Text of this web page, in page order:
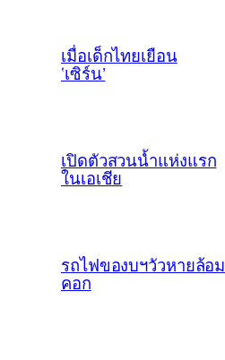
เมื่อเด็กไทยเยือน
‘เซิร์น’
เปิดตัวสวนน้ำแห่งแรก
ในเอเชีย
รถไฟของบฯวัวหายล้อม
คอก